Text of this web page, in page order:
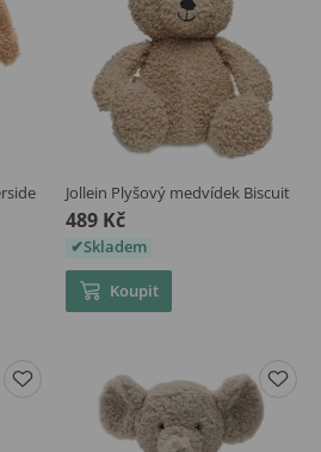
Jollein Plyšový medvídek Biscuit
489 Kč
Skladem
Koupit